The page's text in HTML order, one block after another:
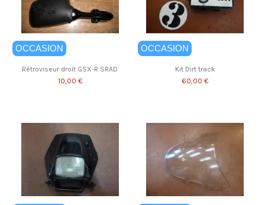
OCCASION
Rétroviseur droit GSX-R SRAD
10,00 €
OCCASION
Kit Dirt track
60,00 €